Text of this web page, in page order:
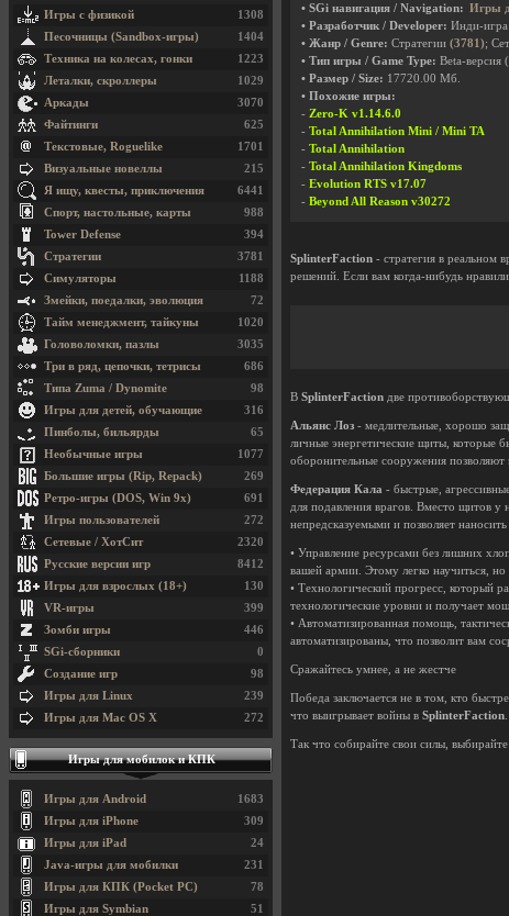
• SGi навигация / Navigation: Игры
• Разработчик / Developer: Инди-игра
• Жанр / Genre: Стратегии (3781);
• Тип игры / Game Type: Beta-версия
• Размер / Size: 17720.00 Мб.
• Похожие игры:
- Zero-K v1.14.6.0
- Total Annihilation Mini / Mini TA
- Total Annihilation
- Total Annihilation Kingdoms
- Evolution RTS v17.07
- Beyond All Reason v30272
SplinterFaction - стратегия в реальном
решений. Если вам когда-нибудь
В SplinterFaction две
Альянс Лоз - медлительные, хорошо
личные энергетические щиты, которые
оборонительные сооружения позволяют
Федерация Кала - быстрые,
для подавления врагов. Вместо щитов у
непредсказуемыми и позволяет
• Управление ресурсами без лишних
вашей армии. Этому легко научиться,
• Технологический прогресс, который
технологические уровни и получает
• Автоматизированная помощь,
автоматизированы, что позволит вам
Сражайтесь умнее, а не жестче
Победа заключается не в том, кто
что выигрывает войны в SplinterFaction
Так что собирайте свои силы,
1308
Игры с физикой
1404
Песочницы (Sandbox-игры)
1223
Техника на колесах, гонки
1029
Леталки, скроллеры
3070
Аркады
625
Файтинги
1701
Текстовые, Roguelike
215
Визуальные новеллы
6441
Я ищу, квесты, приключения
988
Спорт, настольные, карты
394
Tower Defense
3781
Стратегии
1188
Симуляторы
72
Змейки, поедалки, эволюция
1020
Тайм менеджмент, тайкуны
3035
Головоломки, пазлы
686
Три в ряд, цепочки, тетрисы
98
Типа Zuma / Dynomite
316
Игры для детей, обучающие
65
Пинболы, бильярды
1077
Необычные игры
269
Большие игры (Rip, Repack)
691
Ретро-игры (DOS, Win 9x)
272
Игры пользователей
2320
Сетевые / ХотСит
8412
Русские версии игр
130
Игры для взрослых (18+)
399
VR-игры
446
Зомби игры
0
SGi-сборники
98
Создание игр
239
Игры для Linux
272
Игры для Mac OS X
Игры для мобилок и КПК
1683
Игры для Android
309
Игры для iPhone
24
Игры для iPad
231
Java-игры для мобилки
78
Игры для КПК (Pocket PC)
51
Игры для Symbian